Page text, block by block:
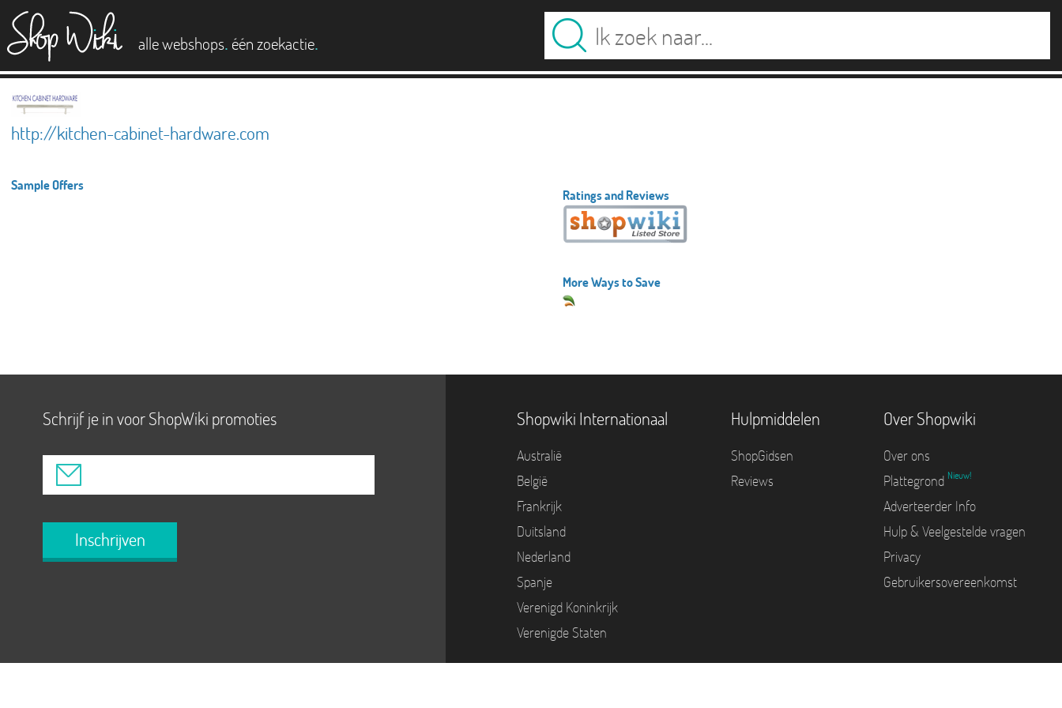
alle webshops. één zoekactie.
http://kitchen-cabinet-hardware.com
Sample Offers
Ratings and Reviews
More Ways to Save
Schrijf je in voor ShopWiki promoties
Inschrijven
Shopwiki Internationaal
Australië
België
Frankrijk
Duitsland
Nederland
Spanje
Verenigd Koninkrijk
Verenigde Staten
Hulpmiddelen
ShopGidsen
Reviews
Over Shopwiki
Over ons
Plattegrond Nieuw!
Adverteerder Info
Hulp & Veelgestelde vragen
Privacy
Gebruikersovereenkomst